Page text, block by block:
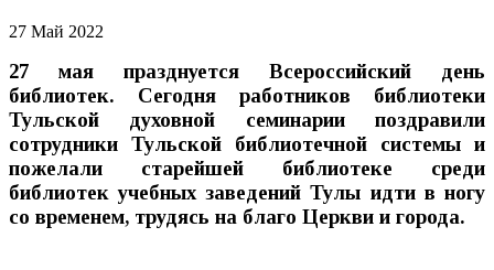
27 Май 2022
27 мая празднуется Всероссийский день
библиотек. Сегодня работников библиотеки
Тульской духовной семинарии поздравили
сотрудники Тульской библиотечной системы и
пожелали старейшей библиотеке среди
библиотек учебных заведений Тулы идти в ногу
со временем, трудясь на благо Церкви и города.